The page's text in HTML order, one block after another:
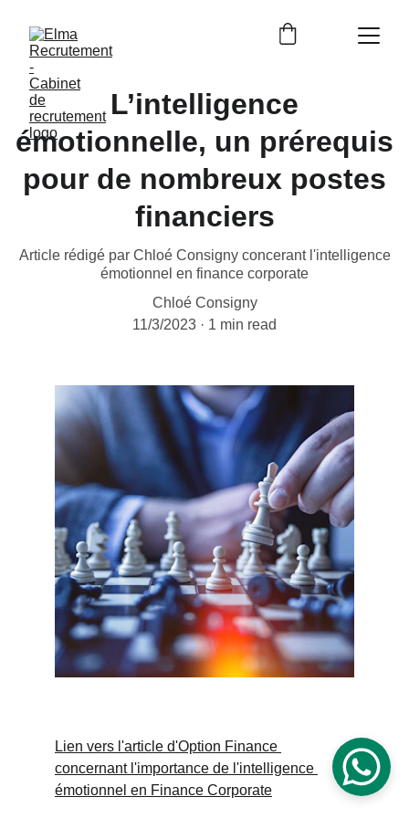
L’intelligence
émotionnelle, un prérequis
pour de nombreux postes
financiers
Article rédigé par Chloé Consigny concerant l'intelligence
émotionnel en finance corporate
Chloé Consigny
11/3/2023
1 min read
Lien vers l'article d'Option Finance
concernant l'importance de l'intelligence
émotionnel en Finance Corporate